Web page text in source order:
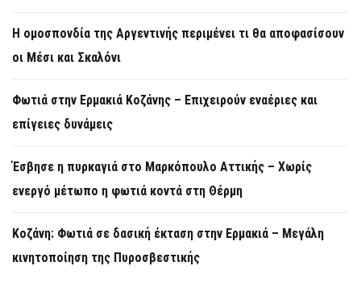
Η ομοσπονδία της Αργεντινής περιμένει τι θα αποφασίσουν
οι Μέσι και Σκαλόνι
Φωτιά στην Ερμακιά Κοζάνης – Επιχειρούν εναέριες και
επίγειες δυνάμεις
Έσβησε η πυρκαγιά στο Μαρκόπουλο Αττικής – Χωρίς
ενεργό μέτωπο η φωτιά κοντά στη Θέρμη
Κοζάνη: Φωτιά σε δασική έκταση στην Ερμακιά – Μεγάλη
κινητοποίηση της Πυροσβεστικής